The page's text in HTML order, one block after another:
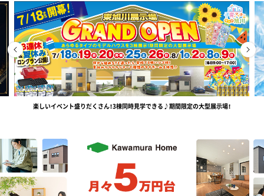
楽しいイベント盛りだくさん！3棟同時見学できる♪期間限定の大型展示場！